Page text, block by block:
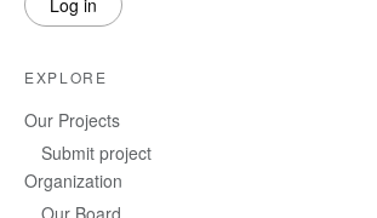
EXPLORE
Our Projects
Submit project
Organization
Our Board